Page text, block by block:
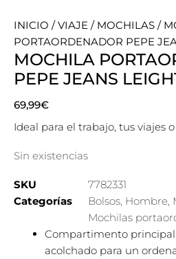
INICIO /VIAJE / MOCHILAS /
PORTAORDENADOR PEPE
MOCHILA
PEPE JEANS
69,99€
Ideal para el trabajo, tus viajes
Sin existencias
SKU
7782331
Categorías
Bolsos, Hombre,
Mochilas
Compartimento principal
acolchado para un